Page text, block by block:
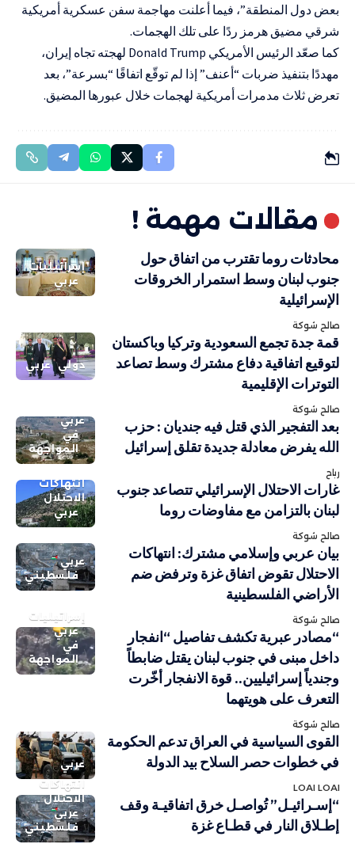
بعض دول المنطقة”، فيما أعلنت مهاجمة سفن عسكرية أمريكية
شرقي مضيق هرمز ردًا على تلك الهجمات.
كما صعّد الرئيس الأمريكي Donald Trump لهجته تجاه إيران،
مهددًا بتنفيذ ضربات “أعنف” إذا لم توقّع اتفاقًا “بسرعة”، بعد
تعرض ثلاث مدمرات أمريكية لهجمات خلال عبورها المضيق.
مقالات مهمة !
إسرائيليات
عربي
محادثات روما تقترب من اتفاق حول
جنوب لبنان وسط استمرار الخروقات
الإسرائيلية
صالح شوكة
دولي عربي
قمة جدة تجمع السعودية وتركيا وباكستان
لتوقيع اتفاقية دفاع مشترك وسط تصاعد
التوترات الإقليمية
صالح شوكة
عربي
في
المواجهة
بعد التفجير الذي قتل فيه جنديان : حزب
الله يفرض معادلة جديدة تقلق إسرائيل
رباح
انتهاكات
الاحتلال
عربي
غارات الاحتلال الإسرائيلي تتصاعد جنوب
لبنان بالتزامن مع مفاوضات روما
صالح شوكة
عربي
فلسطيني
بيان عربي وإسلامي مشترك: انتهاكات
الاحتلال تقوض اتفاق غزة وترفض ضم
الأراضي الفلسطينية
صالح شوكة
إسرائيليات
عربي
في
المواجهة
“مصادر عبرية تكشف تفاصيل “انفجار
داخل مبنى في جنوب لبنان يقتل ضابطاً
وجندياً إسرائيليين.. قوة الانفجار أخّرت
التعرف على هويتهما
صالح شوكة
عربي
القوى السياسية في العراق تدعم الحكومة
في خطوات حصر السلاح بيد الدولة
LOAI LOAI
انتهاكات
الاحتلال
عربي
فلسطيني
“إسـرائيـل” تُواصـل خرق اتفاقيـة وقف
إطـلاق النار في قطـاع غزة